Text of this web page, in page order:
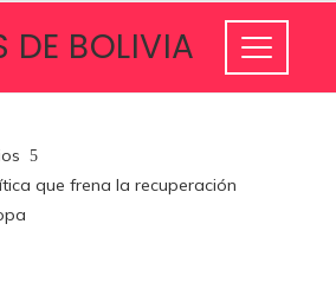
DE BOLIVIA
que frena la recuperación